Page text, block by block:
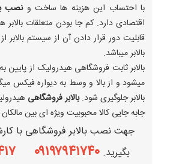
با احتساب این هزینه ها ساخت ونصب
اقتصادی دارد. کم جا بودن متعلقات
قابلیت دور قرار دادن آن از سیستم
بالابر میباشد.
بالابر ثابت فروشگاهی هیدرولیک از
میشود و از بالا و وسط به دیواره فیکس
بالابر جلوگیری شود.بالابر فروشگاهی
جابه جایی کالا محبوبیت ویژه ای بین
جهت نصب بالابر فروشگاهی با
بگیرید. ۰۹۱۹۷۹۴۱۷۴۰ ۰۹۱۲۲۶۱۳۴۱۷